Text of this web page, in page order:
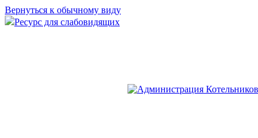
Вернуться к обычному виду
Ресурс для слабовидящих